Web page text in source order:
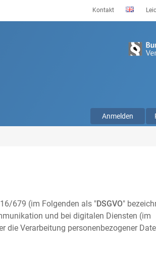
Kontakt
Anmelden
679 (im Folgenden als "DSGVO"
und bei digitalen Diensten (im
die Verarbeitung personenbezogener